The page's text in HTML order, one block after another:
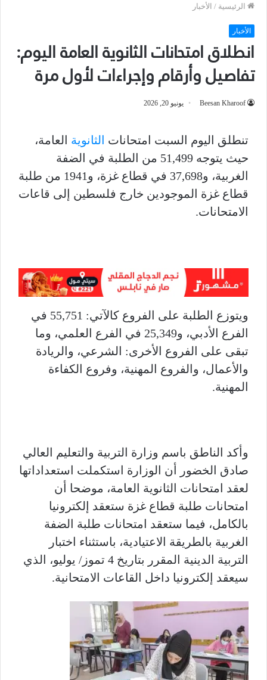
الرئيسية / الأخبار
الأخبار
انطلاق امتحانات الثانوية العامة اليوم:
تفاصيل وأرقام وإجراءات لأول مرة
Beesan Kharoof يونيو 20, 2026
تنطلق اليوم السبت امتحانات الثانوية العامة،
حيث يتوجه 51,499 من الطلبة في الضفة
الغربية، و37,698 في قطاع غزة، و1941 من طلبة
قطاع غزة الموجودين خارج فلسطين إلى قاعات
الامتحانات.
ويتوزع الطلبة على الفروع كالآتي: 55,751 في
الفرع الأدبي، و25,349 في الفرع العلمي، وما
تبقى على الفروع الأخرى: الشرعي، والريادة
والأعمال، والفروع المهنية، وفروع الكفاءة
المهنية.
وأكد الناطق باسم وزارة التربية والتعليم العالي
صادق الخضور أن الوزارة استكملت استعداداتها
لعقد امتحانات الثانوية العامة، موضحا أن
امتحانات طلبة قطاع غزة ستعقد إلكترونيا
بالكامل، فيما ستعقد امتحانات طلبة الضفة
الغربية بالطريقة الاعتيادية، باستثناء اختبار
التربية الدينية المقرر بتاريخ 4 تموز/ يوليو، الذي
سيعقد إلكترونيا داخل القاعات الامتحانية.